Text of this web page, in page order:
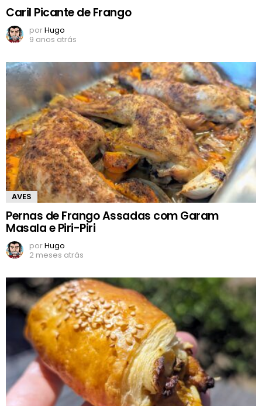
Caril Picante de Frango
porHugo
9 anos atrás
AVES
Pernas de Frango Assadas com Garam
Masala e Piri-Piri
porHugo
2 meses atrás